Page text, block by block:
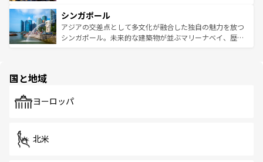
参照してほしい。
激する。気候は一年中温暖で、どの季節にも異なる楽しみ
が待っている。親しみやすいタイの人々、仏教を中心とし
た文化、そして多様な観光資源が、訪れる旅人を魅了し続
み、どこを訪れても感動するはず。観光スポットが密集し
ており、効率よく見どころを回れるのも魅力。息をのむよ
うな絶景から文化的な体験まで、香港を存分に楽しみ尽く
シンガポール
アジアの交差点として多文化が融合した独自の魅力を放つ
シンガポール。未来的な建築物が並ぶマリーナベイ、歴史
で、ホーカーズは地元の風情を楽しめる外せないスポット
国と地域
ヨーロッパ
北米